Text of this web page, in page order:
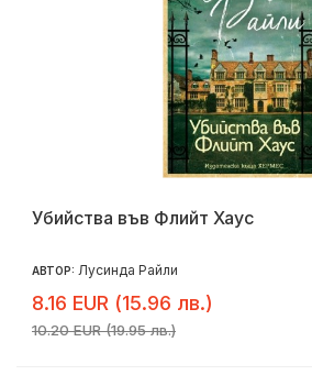
Убийства във Флийт Хаус
АВТОР: Лусинда Райли
8.16 EUR (15.96 лв.)
10.20 EUR (19.95 лв.)